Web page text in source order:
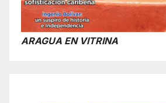
ARAGUA EN VITRINA